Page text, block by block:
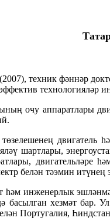
техник фәннәр
технологияләр
очу аппаратлары
двигатель
шартлары,
двигательләре
белән тәэмин итүнең
инженерлык
басылган хезмәт бар.
Португалия,